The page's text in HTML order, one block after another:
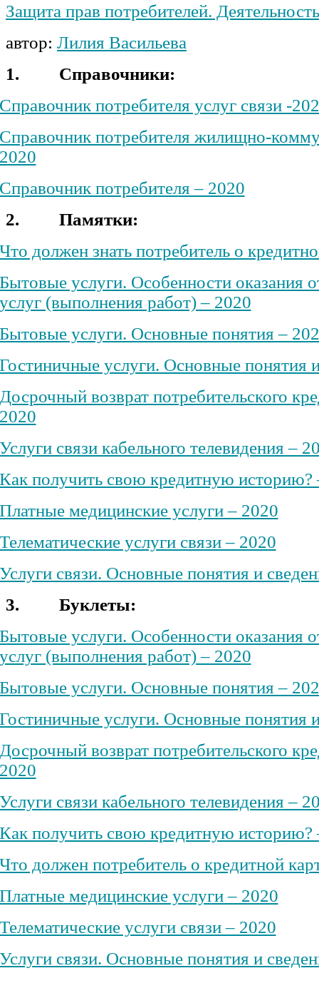
Защита прав потребителей. Деятельность
автор: Лилия Васильева
1.
Справочники:
потребителя услуг связи -
потребителя жилищно-
потребителя – 2020
2.
Памятки:
должен знать потребитель о
услуги. Особенности оказания
(выполнения работ) – 2020
услуги. Основные понятия –
услуги. Основные понятия
возврат потребительского
связи кабельного телевидения –
получить свою кредитную историю?
медицинские услуги – 2020
услуги связи – 2020
связи. Основные понятия и
3.
Буклеты:
услуги. Особенности оказания
(выполнения работ) – 2020
услуги. Основные понятия –
услуги. Основные понятия
возврат потребительского
связи кабельного телевидения –
получить свою кредитную историю?
должен потребитель о кредитной
медицинские услуги – 2020
услуги связи – 2020
связи. Основные понятия и